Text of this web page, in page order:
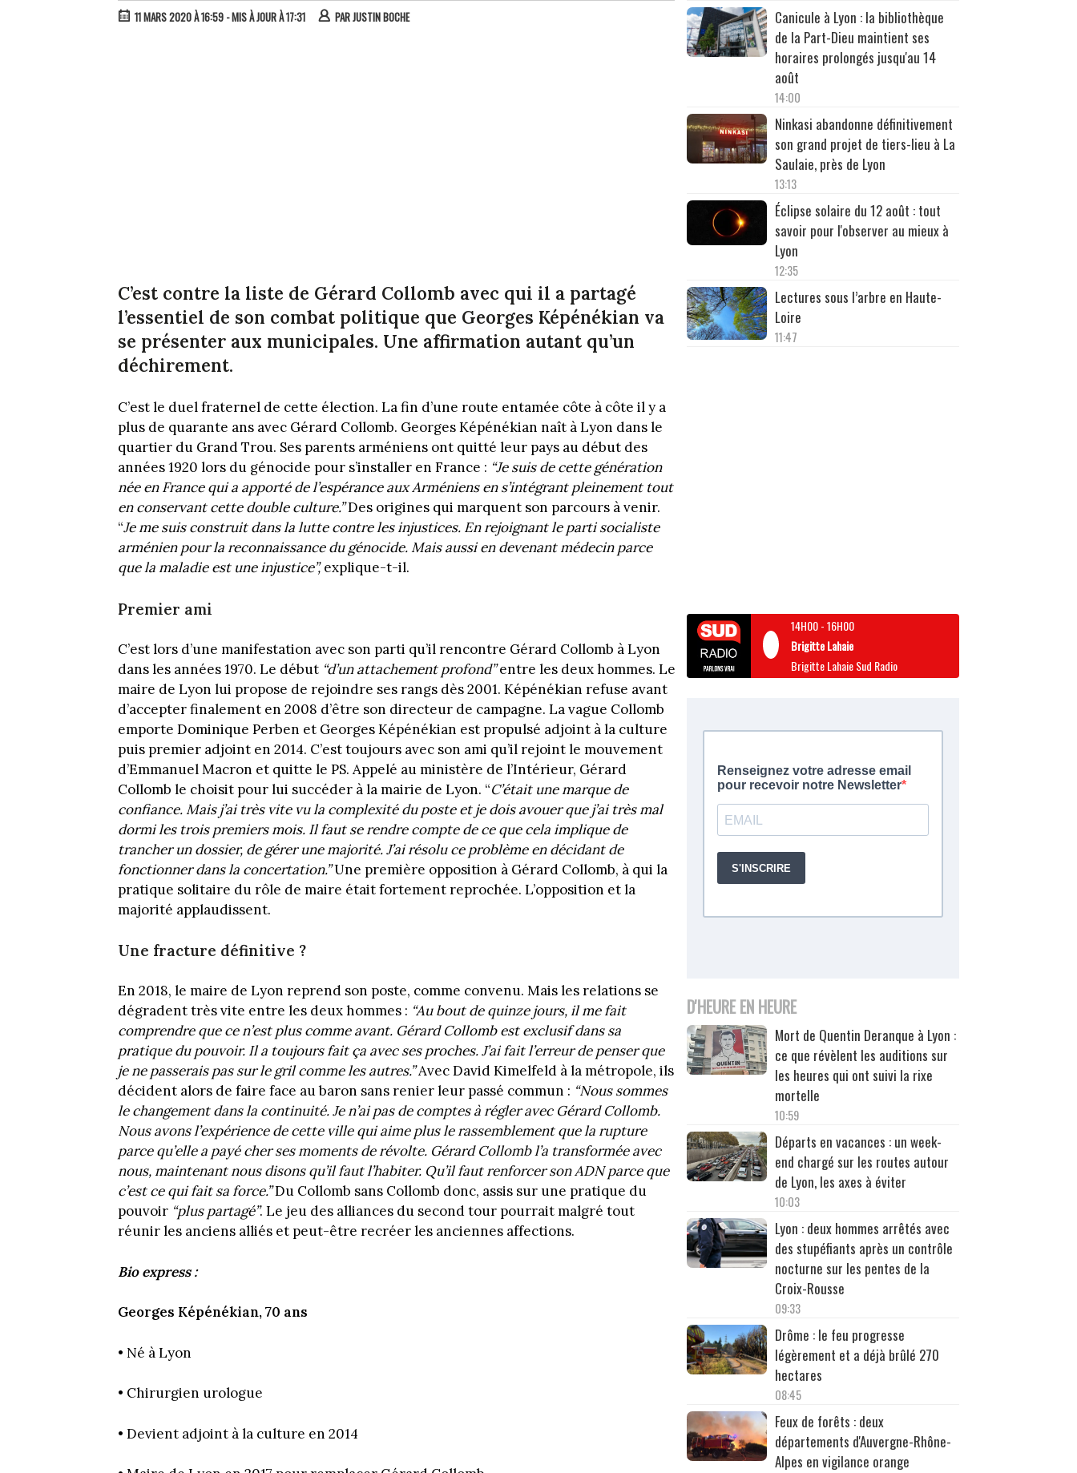
11 MARS 2020 À 16:59 - MIS À JOUR À 17:31 PARJUSTIN BOCHE
C’est contre la liste de Gérard Collomb avec qui il a partagé
l’essentiel de son combat politique que Georges Képénékian va
se présenter aux municipales. Une affirmation autant qu’un
déchirement.
C’est le duel fraternel de cette élection. La fin d’une route entamée côte à côte il y a
plus de quarante ans avec Gérard Collomb. Georges Képénékian naît à Lyon dans le
quartier du Grand Trou. Ses parents arméniens ont quitté leur pays au début des
années 1920 lors du génocide pour s’installer en France : “Je suis de cette génération
née en France qui a apporté de l’espérance aux Arméniens en s’intégrant pleinement tout
en conservant cette double culture.”Des origines qui marquent son parcours à venir.
“Je me suis construit dans la lutte contre les injustices. En rejoignant le parti socialiste
arménien pour la reconnaissance du génocide. Mais aussi en devenant médecin parce
que la maladie est une injustice”,explique-t-il.
Premier ami
C’est lors d’une manifestation avec son parti qu’il rencontre Gérard Collomb à Lyon
dans les années 1970. Le début “d’un attachement profond”entre les deux hommes. Le
maire de Lyon lui propose de rejoindre ses rangs dès 2001. Képénékian refuse avant
d’accepter finalement en 2008 d’être son directeur de campagne. La vague Collomb
emporte Dominique Perben et Georges Képénékian est propulsé adjoint à la culture
puis premier adjoint en 2014. C’est toujours avec son ami qu’il rejoint le mouvement
d’Emmanuel Macron et quitte le PS. Appelé au ministère de l’Intérieur, Gérard
Collomb le choisit pour lui succéder à la mairie de Lyon. “C’était une marque de
confiance. Mais j’ai très vite vu la complexité du poste et je dois avouer que j’ai très mal
dormi les trois premiers mois. Il faut se rendre compte de ce que cela implique de
trancher un dossier, de gérer une majorité. J’ai résolu ce problème en décidant de
fonctionner dans la concertation.”Une première opposition à Gérard Collomb, à qui la
pratique solitaire du rôle de maire était fortement reprochée. L’opposition et la
majorité applaudissent.
Une fracture définitive ?
En 2018, le maire de Lyon reprend son poste, comme convenu. Mais les relations se
dégradent très vite entre les deux hommes : “Au bout de quinze jours, il me fait
comprendre que ce n’est plus comme avant. Gérard Collomb est exclusif dans sa
pratique du pouvoir. Il a toujours fait ça avec ses proches. J’ai fait l’erreur de penser que
je ne passerais pas sur le gril comme les autres.”Avec David Kimelfeld à la métropole, ils
décident alors de faire face au baron sans renier leur passé commun : “Nous sommes
le changement dans la continuité. Je n’ai pas de comptes à régler avec Gérard Collomb.
Nous avons l’expérience de cette ville qui aime plus le rassemblement que la rupture
parce qu’elle a payé cher ses moments de révolte. Gérard Collomb l’a transformée avec
nous, maintenant nous disons qu’il faut l’habiter. Qu’il faut renforcer son ADN parce que
c’est ce qui fait sa force.”Du Collomb sans Collomb donc, assis sur une pratique du
pouvoir “plus partagé”. Le jeu des alliances du second tour pourrait malgré tout
réunir les anciens alliés et peut-être recréer les anciennes affections.
Bio express :
Georges Képénékian, 70 ans
• Né à Lyon
• Chirurgien urologue
• Devient adjoint à la culture en 2014
Canicule à Lyon : la bibliothèque
de la Part-Dieu maintient ses
horaires prolongés jusqu'au 14
août
14:00
Ninkasi abandonne définitivement
son grand projet de tiers-lieu à La
Saulaie, près de Lyon
13:13
Éclipse solaire du 12 août : tout
savoir pour l'observer au mieux à
Lyon
12:35
Lectures sous l’arbre en Haute-
Loire
11:47
14H00-16H00
Brigitte Lahaie
Brigitte Lahaie Sud Radio
D'HEURE EN HEURE
Mort de Quentin Deranque à Lyon :
ce que révèlent les auditions sur
les heures qui ont suivi la rixe
mortelle
10:59
Départs en vacances : un week-
end chargé sur les routes autour
de Lyon, les axes à éviter
10:03
Lyon : deux hommes arrêtés avec
des stupéfiants après un contrôle
nocturne sur les pentes de la
Croix-Rousse
09:33
Drôme : le feu progresse
légèrement et a déjà brûlé 270
hectares
08:45
Feux de forêts : deux
départements d'Auvergne-Rhône-
Alpes en vigilance orange